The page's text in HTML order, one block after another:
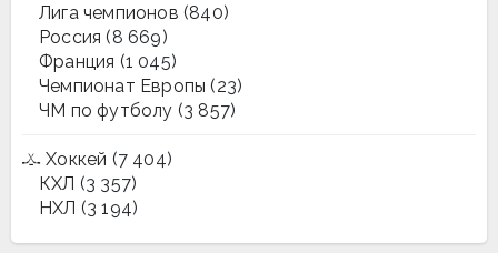
Лига чемпионов (840)
Россия (8 669)
Франция (1 045)
Чемпионат Европы (23)
ЧМ по футболу (3 857)
Хоккей (7 404)
КХЛ (3 357)
НХЛ (3 194)